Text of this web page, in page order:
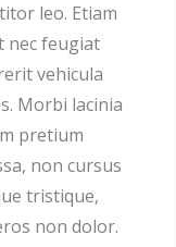
leo. Etiam
nec feugiat
vehicula
Morbi lacinia
pretium
non cursus
tristique,
non dolor.